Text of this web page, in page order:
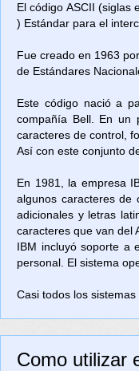
El código ASCII (siglas
) Estándar para el
Fue creado en 1963
de Estándares
Este código nació a
compañía Bell. En un
caracteres de control,
Así con este conjunto
En 1981, la empresa
algunos caracteres de
adicionales y letras
caracteres que van del
IBM incluyó soporte a
personal. El sistema
Casi todos los
Como utilizar